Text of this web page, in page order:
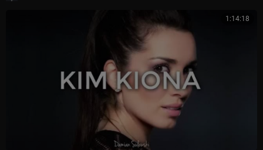
1:14:18